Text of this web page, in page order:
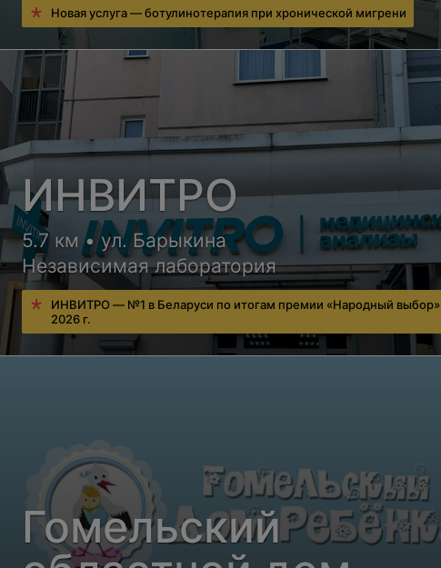
Новая услуга — ботулинотерапия при хронической мигрени
ИНВИТРО
5.7 км • ул. Барыкина
Независимая лаборатория
ИНВИТРО — №1 в Беларуси по итогам премии «Народный выбор»
2026 г.
Гомельский